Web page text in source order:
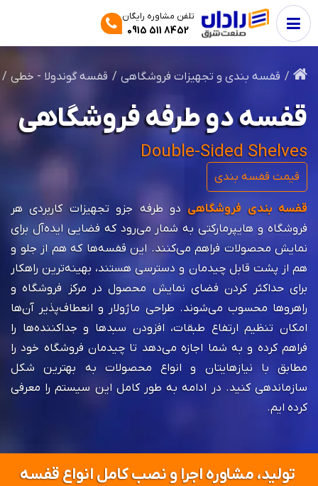
تلفن مشاوره رایگان
0915 511 8452
قفسه بندی و تجهیزات فروشگاهی قفسه‌ گوندولا - خطی
قفسه دو طرفه فروشگاهی
Double-Sided Shelves
قیمت قفسه بندی
قفسه بندی فروشگاهیدو طرفه جزو تجهیزات کاربردی هر
فروشگاه و هایپرمارکتی به شمار می‌رود که فضایی ایده‌آل برای
نمایش محصولات فراهم می‌کنند. این قفسه‌ها که هم از جلو و
هم از پشت قابل چیدمان و دسترسی هستند، بهینه‌ترین راهکار
برای حداکثر کردن فضای نمایش محصول در مرکز فروشگاه و
راهروها محسوب می‌شوند. طراحی ماژولار و انعطاف‌پذیر آن‌ها
امکان تنظیم ارتفاع طبقات، افزودن سبدها و جداکننده‌ها را
فراهم کرده و به شما اجازه می‌دهد تا چیدمان فروشگاه خود را
مطابق با نیازهایتان و انواع محصولات به بهترین شکل
سازماندهی کنید. در ادامه به طور کامل این سیستم را معرفی
کرده ایم.
تولید، مشاوره اجرا و نصب کامل انواع قفسه